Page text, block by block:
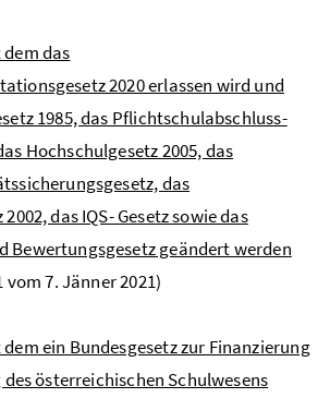
das
2020 erlassen wird und
1985, das Pflichtschulabschluss-
Hochschulgesetz 2005, das
das
das IQS- Gesetz sowie das
Bewertungsgesetz geändert werden
vom 7. Jänner 2021)
ein Bundesgesetz zur Finanzierung
österreichischen Schulwesens